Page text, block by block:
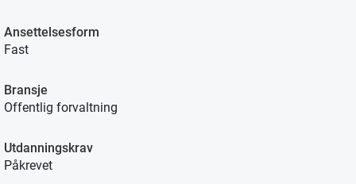
Ansettelsesform
Fast
Bransje
Offentlig forvaltning
Utdanningskrav
Påkrevet